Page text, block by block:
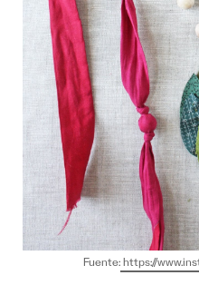
Fuente: https://